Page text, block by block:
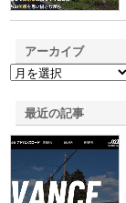
アーカイブ
最近の記事